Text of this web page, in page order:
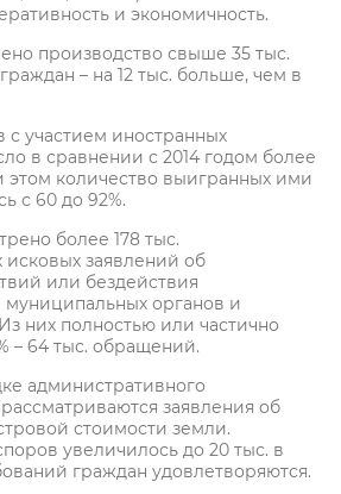
и экономичность.
производство свыше 35 тыс.
– на 12 тыс. больше, чем в
с участием иностранных
в сравнении с 2014 годом более
этом количество выигранных ими
с 60 до 92%.
более 178 тыс.
заявлений об
или бездействия
муниципальных органов и
них полностью или частично
– 64 тыс. обращений.
административного
заявления об
стоимости земли.
увеличилось до 20 тыс. в
граждан удовлетворяются.